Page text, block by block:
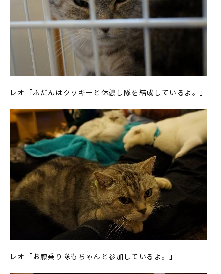
レオ「ふだんはクッキーと休憩し隊を結成しているよ。」
レオ「お膝乗り隊もちゃんと参加しているよ。」